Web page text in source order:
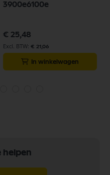
3900e6100e
€ 25,48
€ 21,06
In winkelwagen
helpen